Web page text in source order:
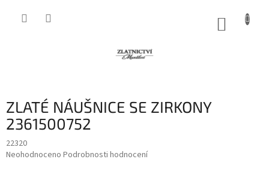
ZLATÉ NÁUŠNICE SE ZIRKONY
2361500752
22320
Průměrné
Neohodnoceno Podrobnosti hodnocení